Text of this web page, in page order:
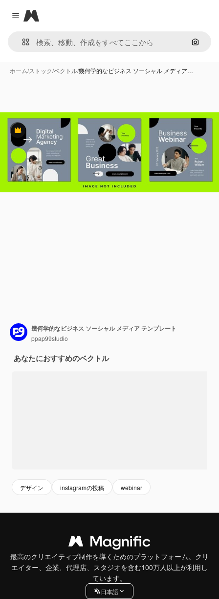
Close menu
Magnific
画像で
ホーム/ストック/ベクトル/幾何学的なビジネス ソーシャル メディア…
Premium
幾何学的なビジネス ソーシャル メディア テンプレート
ppap99studio
あなたにおすすめのベクトル
デザイン instagramの投稿 webinar
最高のクリエイティブ制作を導くためのプラットフォーム。クリ
エイター、企業、代理店、スタジオを含む100万人以上が利用し
ています。
日本語